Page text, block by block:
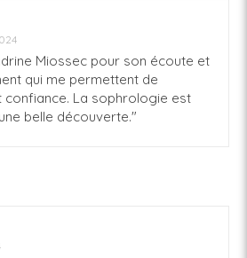
Miossec pour son écoute et
qui me permettent de
La sophrologie est
belle découverte."